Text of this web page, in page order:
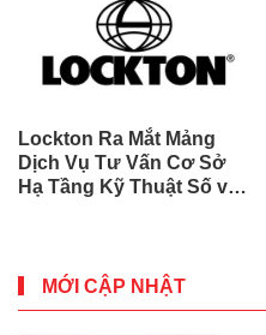
Lockton Ra Mắt Mảng
Dịch Vụ Tư Vấn Cơ Sở
Hạ Tầng Kỹ Thuật Số và
MỚI CẬP NHẬT